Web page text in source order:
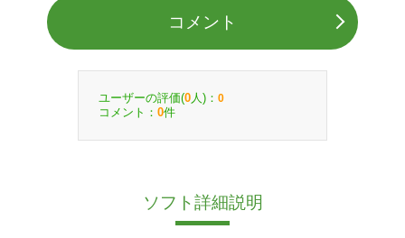
コメント
ユーザーの評価(0 人)： 0
コメント： 0件
ソフト詳細説明